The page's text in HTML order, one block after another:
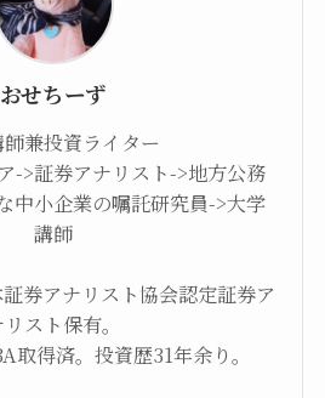
おせちーず
兼投資ライター
->証券アナリスト->地方公務
中小企業の嘱託研究員->大学
講師
券アナリスト協会認定証券ア
スト保有。
得済。投資歴31年余り。